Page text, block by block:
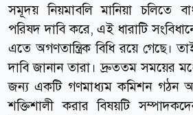
সমূদয় নিয়মাবলি মানিয়া চলিতে
পরিষদ দাবি করে, এই ধারাটি
এতে অগণতান্ত্রিক বিধি রয়ে গেছে।
দাবি জানান তারা। দ্রুততম সময়ের
জন্য একটি গণমাধ্যম কমিশন গঠন
শক্তিশালী করার বিষয়টি